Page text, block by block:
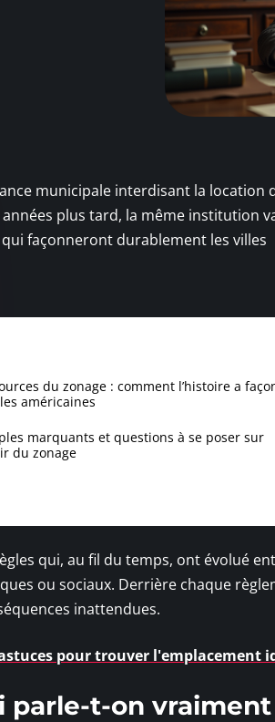
municipale interdisant la location
plus tard, la même institution
façonneront durablement les villes
du zonage : comment l’histoire a
américaines
marquants et questions à se poser sur
du zonage
qui, au fil du temps, ont évolué
ou sociaux. Derrière chaque
inattendues.
pour trouver l'emplacement
parle-t-on vraiment